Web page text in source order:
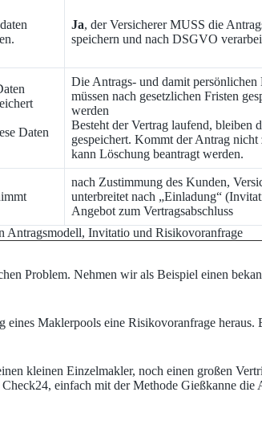
Ja, der Versicherer MUSS die
speichern und nach DSGVO
Daten
Die Antrags- und damit persönlichen
müssen nach gesetzlichen Fristen
werden
Besteht der Vertrag laufend, bleiben
gespeichert. Kommt der Antrag nicht
kann Löschung beantragt werden.
nach Zustimmung des Kunden,
unterbreitet nach „Einladung“
Angebot zum Vertragsabschluss
Antragsmodell, Invitatio und Risikovoranfrage
Problem. Nehmen wir als Beispiel einen
Maklerpools eine Risikovoranfrage
kleinen Einzelmakler, noch einen großen
einfach mit der Methode Gießkanne die